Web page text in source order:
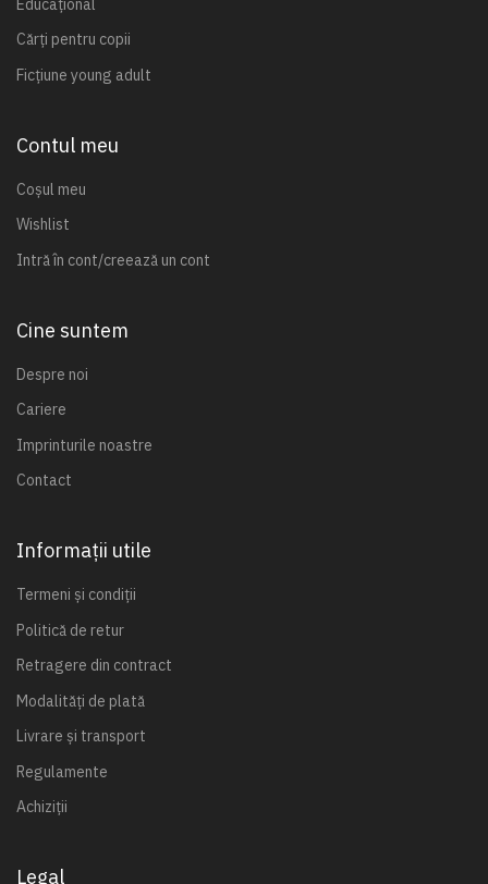
Cărți pentru copii
Ficțiune young adult
Contul meu
Coșul meu
Wishlist
Intră în cont/creează un cont
Cine suntem
Despre noi
Cariere
Imprinturile noastre
Contact
Informații utile
Termeni și condiții
Politică de retur
Retragere din contract
Modalități de plată
Livrare și transport
Regulamente
Achiziții
Legal